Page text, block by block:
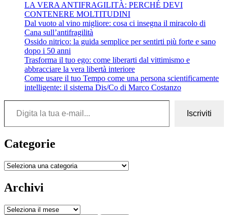
LA VERA ANTIFRAGILITÀ: PERCHÉ DEVI
CONTENERE MOLTITUDINI
Dal vuoto al vino migliore: cosa ci insegna il miracolo di
Cana sull’antifragilità
Ossido nitrico: la guida semplice per sentirti più forte e sano
dopo i 50 anni
Trasforma il tuo ego: come liberarti dal vittimismo e
abbracciare la vera libertà interiore
Come usare il tuo Tempo come una persona scientificamente
intelligente: il sistema Dis/Co di Marco Costanzo
Digita la tua e-mail...
Iscriviti
Categorie
Categorie
Archivi
Archivi